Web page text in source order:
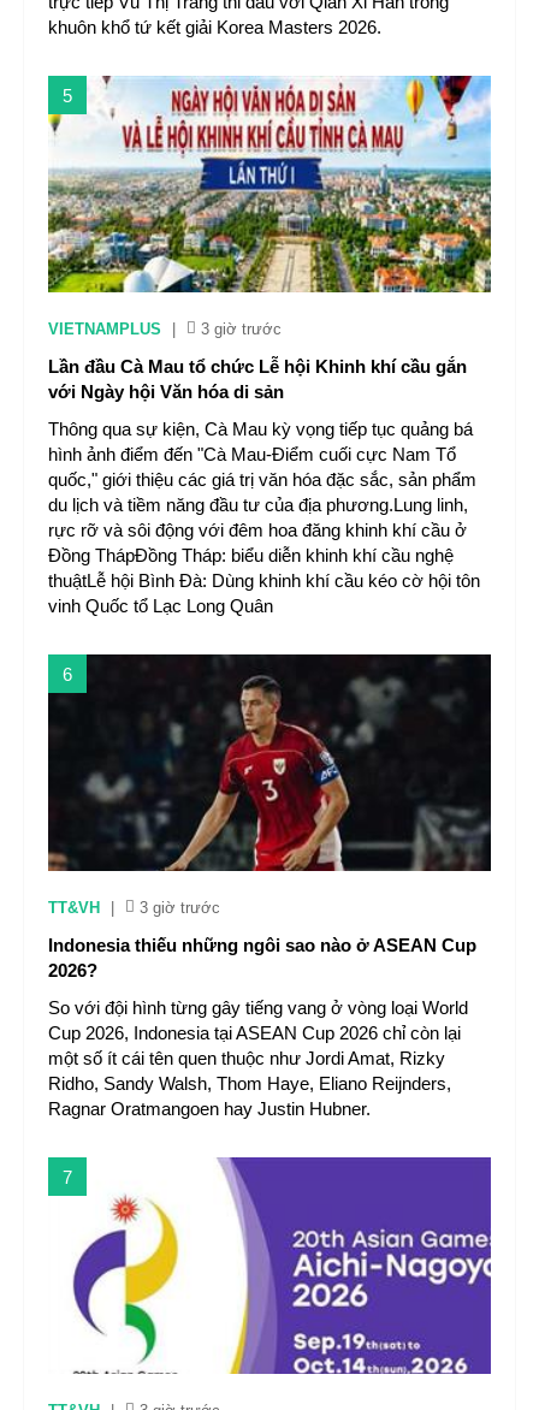
khuôn khổ tứ kết giải Korea Masters 2026.
5
VIETNAMPLUS 3 giờ trước
Lần đầu Cà Mau tổ chức Lễ hội Khinh khí cầu gắn
với Ngày hội Văn hóa di sản
Thông qua sự kiện, Cà Mau kỳ vọng tiếp tục quảng bá
hình ảnh điểm đến "Cà Mau-Điểm cuối cực Nam Tổ
quốc," giới thiệu các giá trị văn hóa đặc sắc, sản phẩm
du lịch và tiềm năng đầu tư của địa phương.Lung linh,
rực rỡ và sôi động với đêm hoa đăng khinh khí cầu ở
Đồng ThápĐồng Tháp: biểu diễn khinh khí cầu nghệ
thuậtLễ hội Bình Đà: Dùng khinh khí cầu kéo cờ hội tôn
vinh Quốc tổ Lạc Long Quân
6
TT&VH 3 giờ trước
Indonesia thiếu những ngôi sao nào ở ASEAN Cup
2026?
So với đội hình từng gây tiếng vang ở vòng loại World
Cup 2026, Indonesia tại ASEAN Cup 2026 chỉ còn lại
một số ít cái tên quen thuộc như Jordi Amat, Rizky
Ridho, Sandy Walsh, Thom Haye, Eliano Reijnders,
Ragnar Oratmangoen hay Justin Hubner.
7